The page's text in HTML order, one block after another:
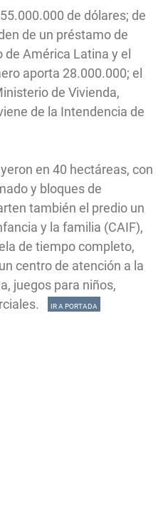
de dólares; de
de un préstamo de
de América Latina y el
aporta 28.000.000; el
de Vivienda,
de la Intendencia de
en 40 hectáreas, con
y bloques de
también el predio un
y la familia (CAIF),
de tiempo completo,
centro de atención a la
juegos para niños,
IR A PORTADA